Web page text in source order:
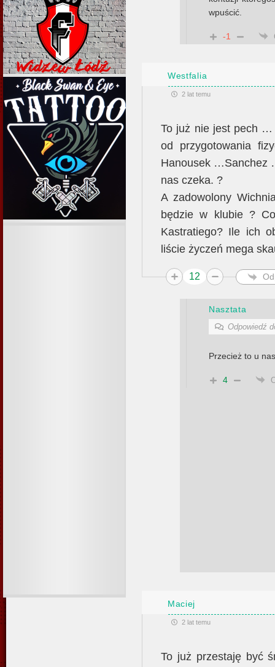
wpuścić.
-1
Westfalia
2 lat temu
To już nie jest pech …
od przygotowania
Hanousek …Sanchez
nas czeka. ?
A zadowolony
będzie w klubie ?
Kastratiego? Ile ich
liście życzeń mega
12
Nasztata
Odpowiedź
Przecież to u
4
Maciej
2 lat temu
To już przestaję być